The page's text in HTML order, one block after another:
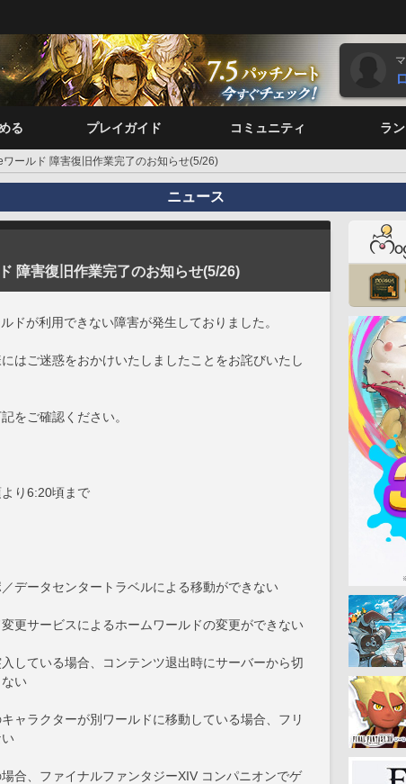
る プレイガイド コミュニティ ラ
ワールド 障害復旧作業完了のお知らせ(5/26)
ニュース
障害復旧作業完了のお知らせ(5/26)
ドが利用できない障害が発生しておりました。
はご迷惑をおかけいたしましたことをお詫びいたし
をご確認ください。
り6:20頃まで
データセンタートラベルによる移動ができない
更サービスによるホームワールドの変更ができない
している場合、コンテンツ退出時にサーバーから切
い
ャラクターが別ワールドに移動している場合、フリ
合、ファイナルファンタジーXIV コンパニオンでゲ